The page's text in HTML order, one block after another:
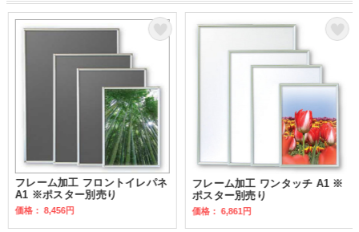
フレーム加工 フロントイレパネ
A1 ※ポスター別売り
価格： 8,456円
フレーム加工 ワンタッチ A1 ※
ポスター別売り
価格： 6,861円